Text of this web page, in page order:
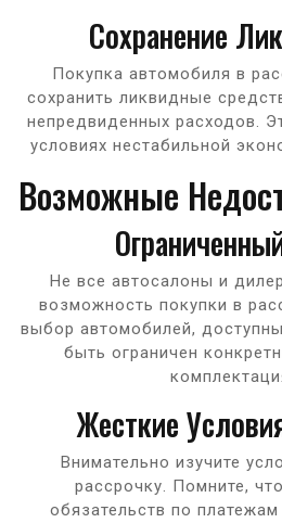
Сохранение
Покупка автомобиля в
сохранить ликвидные
непредвиденных расходов.
условиях нестабильной
Возможные
Не все автосалоны и
возможность покупки в
выбор автомобилей,
быть ограничен
Жесткие
Внимательно изучите
рассрочку. Помните,
обязательств по